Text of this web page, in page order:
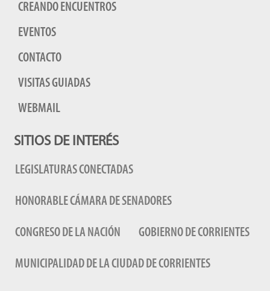
CREANDO ENCUENTROS
EVENTOS
CONTACTO
VISITAS GUIADAS
WEBMAIL
SITIOS DE INTERÉS
LEGISLATURAS CONECTADAS
HONORABLE CÁMARA DE SENADORES
CONGRESO DE LA NACIÓN GOBIERNO DE CORRIENTES
MUNICIPALIDAD DE LA CIUDAD DE CORRIENTES